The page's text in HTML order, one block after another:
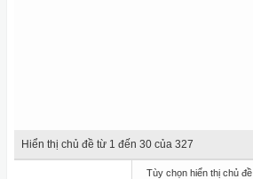
Hiển thị chủ đề từ 1 đến 30 của 327
Tùy chọn hiển thị chủ đề